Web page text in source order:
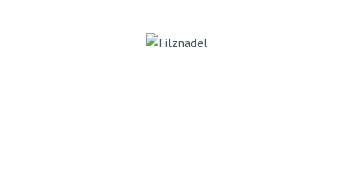
Bildergalerie überspringen